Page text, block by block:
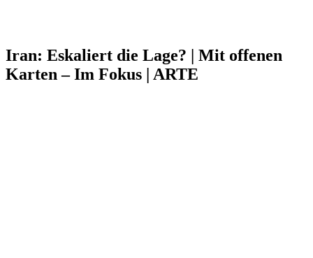
Iran: Eskaliert die Lage? | Mit offenen
Karten – Im Fokus | ARTE